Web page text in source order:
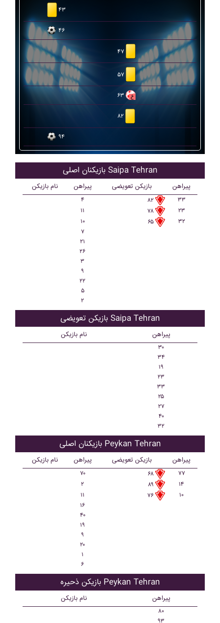
۴۳
۴۶
۴۷
۵۷
۶۳
۸۲
۹۴
بازیکنان اصلی Saipa Tehran
نام بازیکن پیراهن بازیکن تعویضی پیراهن
۴ ۸۲
۳۳
۱۱
۷۸
۲۳
۱۰
۶۵
۳۲
۷
۲۱
۲۶
۳
۹
۲۲
۵
۲
بازیکن تعویضی Saipa Tehran
نام بازیکن پیراهن
۳۰
۳۴
۱۹
۲۳
۳۳
۲۵
۲۷
۴۰
۳۲
بازیکنان اصلی Peykan Tehran
نام بازیکن پیراهن بازیکن تعویضی پیراهن
۷۰ ۶۸
۷۷
۲
۸۹
۱۴
۱۱
۷۶
۱۰
۱۶
۴۰
۱۹
۹
۲۰
۱
۶
بازیکن ذحیره Peykan Tehran
نام بازیکن پیراهن
۸۰
۹۳